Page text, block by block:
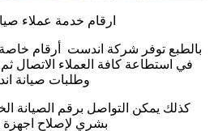
ارقام خدمة عملاء
بالطبع توفر شركة اندست أرقام خاصة
في استطاعة كافة العملاء الاتصال
وطلبات صيانة
كذلك يمكن التواصل برقم الصيانة
بشري لإصلاح